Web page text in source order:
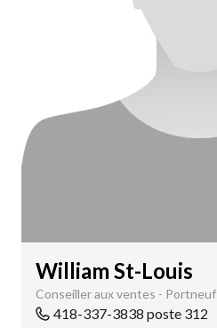
William St-Louis
Conseiller aux ventes - Portneuf
418-337-3838 poste 312